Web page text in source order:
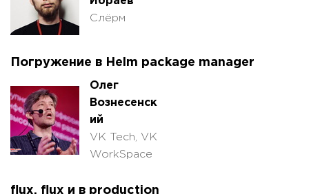
Слёрм
Погружение в Helm package manager
Олег
Вознесенск
ий
VK Tech, VK
WorkSpace
flux, flux и в production